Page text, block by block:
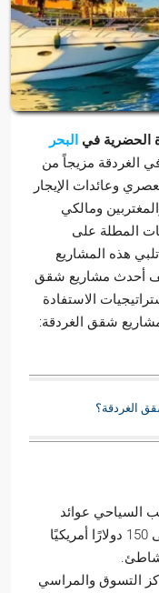
الحضرية في البحر
الغردقة مزيجاً من
وعائدات الإيجار
ومالكي
المطلة على
هذه المشاريع
أحدث مشاريع شقق
الاستفادة
شقق الغردقة:
الغردقة؟
السياحي عوائد
سنوية تتراوح بين 8-12%، وتصل إلى 150 دولارًا أمريكيًا
التسوق والمراسي